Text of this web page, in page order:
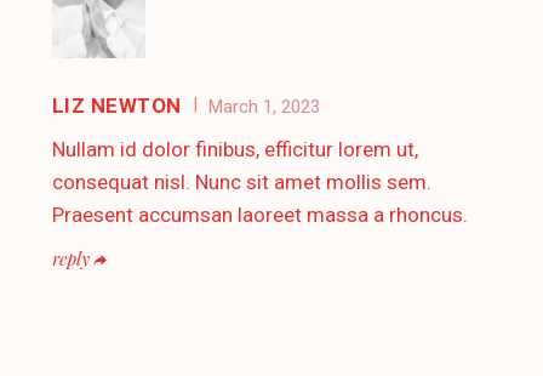
LIZ NEWTON March 1, 2023
Nullam id dolor finibus, efficitur lorem ut,
consequat nisl. Nunc sit amet mollis sem.
Praesent accumsan laoreet massa a rhoncus.
reply